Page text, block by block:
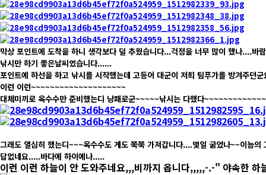
막상 포인트에 도착을 하니 생각보다 덜 추웠습니다...걱정을 너무 많이 했나....바
낚시만 하기 좋은날씨였습니다......
포인트에 하선을 하고 낚시를 시작했는데 고등어 대군이 저희 팀푸가를 방겨주던
이런 이런~~~~~~~~~~~~~~~~~~~~
대체미끼로 옥수수만 준비했는디 낭패로군~~~~~낚시는 다했다
그래도 열심히 했는디~~~옥수수도 게도 쭉쭉 가져갑니다....몇일 굶었나~~이늠의
답없네요.....바다에 하이에나.....
이런 이런 하늘이 안 도와주네요,,,비까지 옵니다,,,,,-.-" 야속한 하